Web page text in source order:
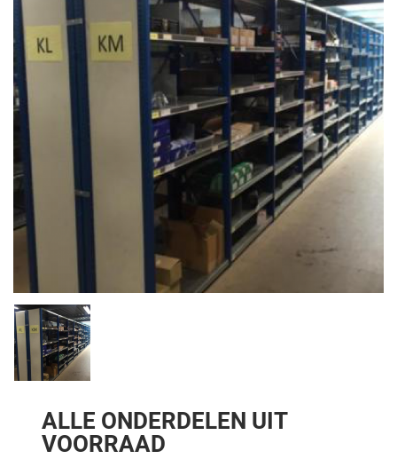
ALLE ONDERDELEN UIT
VOORRAAD